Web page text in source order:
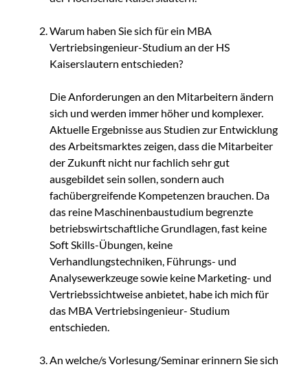
Warum haben Sie sich für ein MBA
Vertriebsingenieur-Studium an der HS
Kaiserslautern entschieden?
Die Anforderungen an den Mitarbeitern ändern
sich und werden immer höher und komplexer.
Aktuelle Ergebnisse aus Studien zur Entwicklung
des Arbeitsmarktes zeigen, dass die Mitarbeiter
der Zukunft nicht nur fachlich sehr gut
ausgebildet sein sollen, sondern auch
fachübergreifende Kompetenzen brauchen. Da
das reine Maschinenbaustudium begrenzte
betriebswirtschaftliche Grundlagen, fast keine
Soft Skills-Übungen, keine
Verhandlungstechniken, Führungs- und
Analysewerkzeuge sowie keine Marketing- und
Vertriebssichtweise anbietet, habe ich mich für
das MBA Vertriebsingenieur- Studium
entschieden.
An welche/s Vorlesung/Seminar erinnern Sie sich